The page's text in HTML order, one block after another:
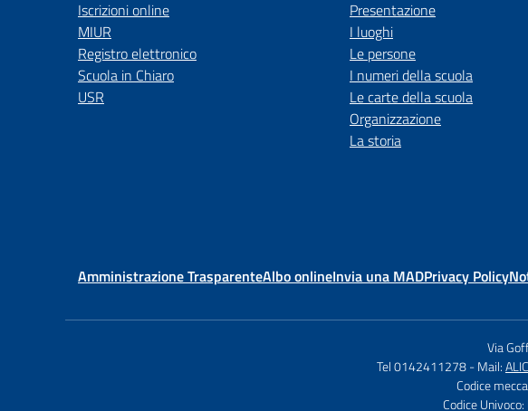
Iscrizioni online
MIUR
Registro elettronico
Scuola in Chiaro
USR
Presentazione
I luoghi
Le persone
I numeri della scuola
Le carte della scuola
Organizzazione
La storia
Amministrazione TrasparenteAlbo onlineInvia una MADPrivacy Policy
Via
Tel 0142411278- Mail:
Codice
Codice Univoco: